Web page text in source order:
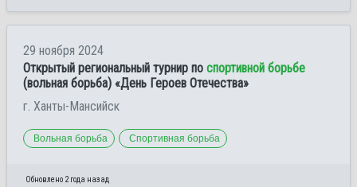
29 ноября 2024
Открытый региональный турнир по спортивной борьбе
(вольная борьба) «День Героев Отечества»
г. Ханты-Мансийск
Вольная борьба Спортивная борьба
Обновлено 2 года назад